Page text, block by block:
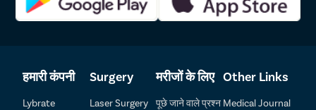
अच्छी क्लीनिक और अनुभवी सर्जन चाहते हैं तो बेफिक्र होकर Pristyn
हमारी कंपनी
Lybrate
Surgery
Laser Surgery
मरीजों के लिए
पूछे जाने वाले प्रश्न
Other Links
Medical Journal